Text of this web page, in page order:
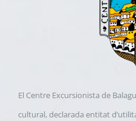
El Centre Excursionista de
cultural, declarada entitat